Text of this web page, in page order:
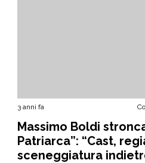
3 anni fa
Massimo Boldi
Patriarca”: “Cast,
sceneggiatura